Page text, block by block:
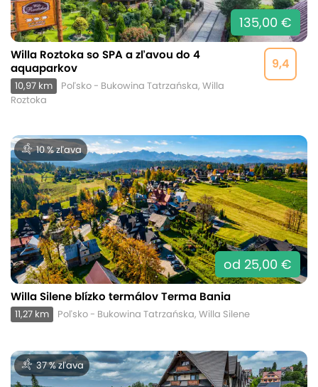
135,00 €
9,4
Willa Roztoka so SPA a zľavou do 4
aquaparkov
10,97 km
Poľsko - Bukowina Tatrzańska, Willa
Roztoka
10 % zľava
od 25,00 €
Willa Silene blízko termálov Terma Bania
11,27 km Poľsko - Bukowina Tatrzańska, Willa Silene
37 % zľava